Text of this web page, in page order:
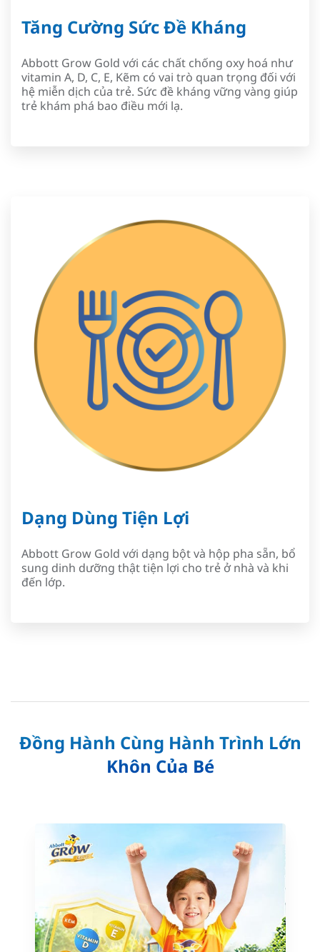
Tăng Cường Sức Đề Kháng
Abbott Grow Gold với các chất chống oxy hoá như
vitamin A, D, C, E, Kẽm có vai trò quan trọng đối với
hệ miễn dịch của trẻ. Sức đề kháng vững vàng giúp
trẻ khám phá bao điều mới lạ.
Dạng Dùng Tiện Lợi
Abbott Grow Gold với dạng bột và hộp pha sẵn, bổ
sung dinh dưỡng thật tiện lợi cho trẻ ở nhà và khi
đến lớp.
Đồng Hành Cùng Hành Trình Lớn
Khôn Của Bé